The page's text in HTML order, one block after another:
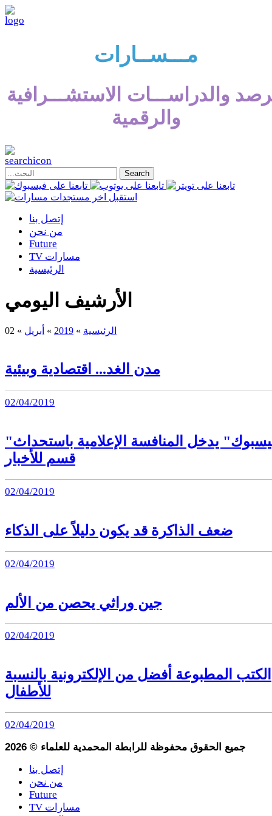
مـــســارات
والدراســـات الاستشـــرافية
والرقمية
إتصل بنا
من نحن
Future
TV مسارات
الرئيسية
الأرشيف اليومي
الرئيسية »
2019
» أبريل »
02
مدن الغد... اقتصادية وبيئية
02/04/2019
"فيسبوك" يدخل المنافسة الإعلامية باستحداث
قسم للأخبار
02/04/2019
ضعف الذاكرة قد يكون دليلاً على الذكاء
02/04/2019
جين وراثي يحصن من الألم
02/04/2019
الكتب المطبوعة أفضل من الإلكترونية بالنسبة
للأطفال
02/04/2019
2026 © جميع الحقوق محفوظة للرابطة المحمدية للعلماء
إتصل بنا
من نحن
Future
TV مسارات